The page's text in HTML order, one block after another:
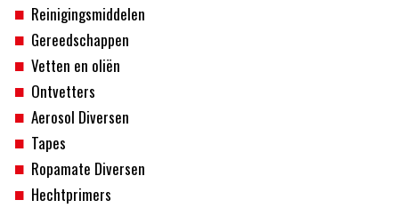
Reinigingsmiddelen
Gereedschappen
Vetten en oliën
Ontvetters
Aerosol Diversen
Tapes
Ropamate Diversen
Hechtprimers